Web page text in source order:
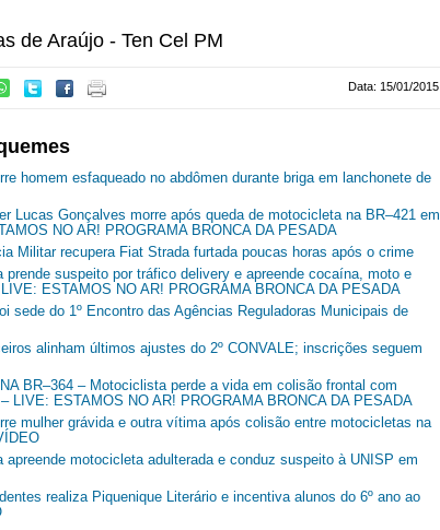
de Araújo - Ten Cel PM
Data: 15/01/2015
homem esfaqueado no abdômen durante briga em lanchonete de
Lucas Gonçalves morre após queda de motocicleta na BR–421 em
NO AR! PROGRAMA BRONCA DA PESADA
Militar recupera Fiat Strada furtada poucas horas após o crime
prende suspeito por tráfico delivery e apreende cocaína, moto e
ESTAMOS NO AR! PROGRAMA BRONCA DA PESADA
sede do 1º Encontro das Agências Reguladoras Municipais de
alinham últimos ajustes do 2º CONVALE; inscrições seguem
BR–364 – Motociclista perde a vida em colisão frontal com
LIVE: ESTAMOS NO AR! PROGRAMA BRONCA DA PESADA
mulher grávida e outra vítima após colisão entre motocicletas na
apreende motocicleta adulterada e conduz suspeito à UNISP em
realiza Piquenique Literário e incentiva alunos do 6º ano ao